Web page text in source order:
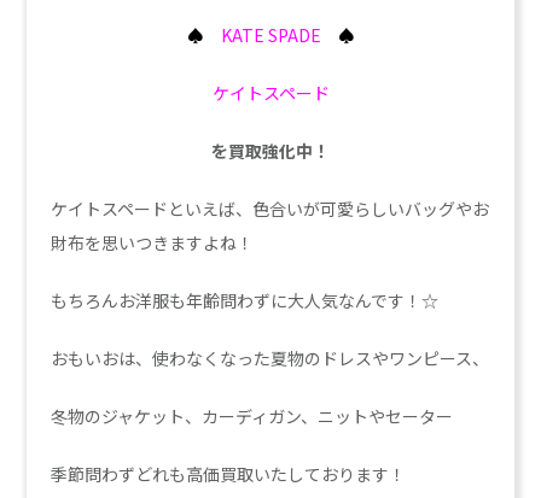
♠ KATE SPADE ♠
ケイトスペード
を買取強化中！
ケイトスペードといえば、色合いが可愛らしいバッグやお
財布を思いつきますよね！
もちろんお洋服も年齢問わずに大人気なんです！☆
おもいおは、使わなくなった夏物のドレスやワンピース、
冬物のジャケット、カーディガン、ニットやセーター
季節問わずどれも高価買取いたしております！